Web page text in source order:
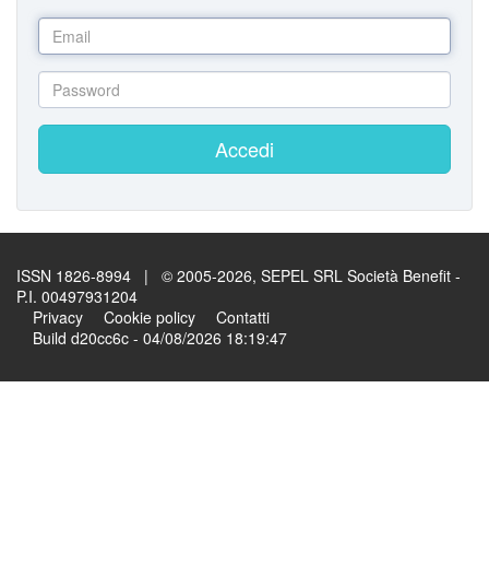
Accedi
ISSN 1826-8994 | © 2005-2026, SEPEL SRL Società Benefit -
P.I. 00497931204
Privacy
Cookie policy
Contatti
Build d20cc6c - 04/08/2026 18:19:47